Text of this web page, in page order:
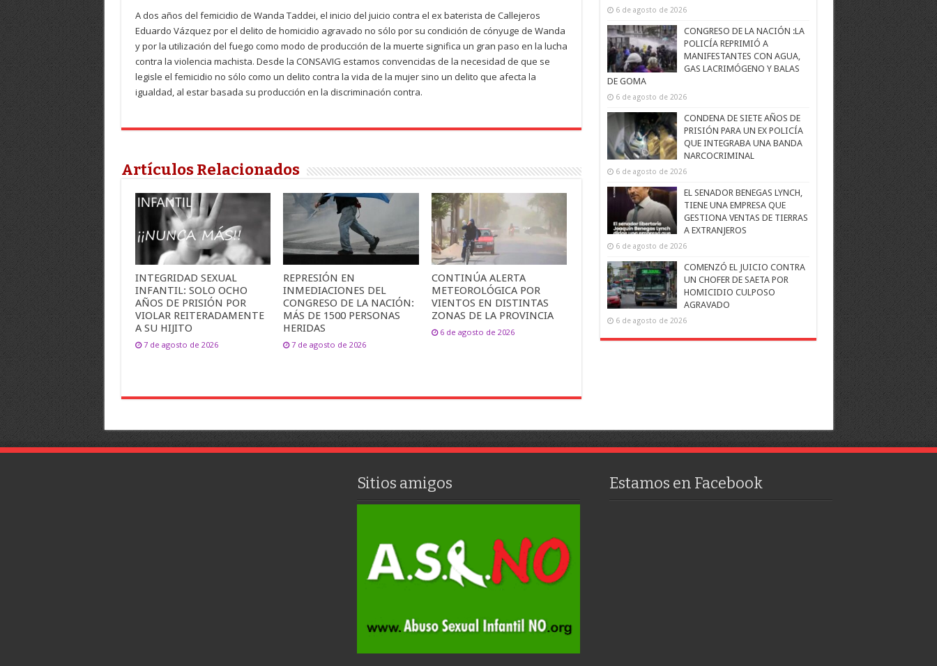
A dos años del femicidio de Wanda Taddei, el inicio del juicio contra el ex baterista de Callejeros
Eduardo Vázquez por el delito de homicidio agravado no sólo por su condición de cónyuge de Wanda
y por la utilización del fuego como modo de producción de la muerte significa un gran paso en la lucha
contra la violencia machista. Desde la CONSAVIG estamos convencidas de la necesidad de que se
legisle el femicidio no sólo como un delito contra la vida de la mujer sino un delito que afecta la
igualdad, al estar basada su producción en la discriminación contra.
Artículos Relacionados
INTEGRIDAD SEXUAL
INFANTIL: SOLO OCHO
AÑOS DE PRISIÓN POR
VIOLAR REITERADAMENTE
A SU HIJITO
7 de agosto de 2026
REPRESIÓN EN
INMEDIACIONES DEL
CONGRESO DE LA NACIÓN:
MÁS DE 1500 PERSONAS
HERIDAS
7 de agosto de 2026
CONTINÚA ALERTA
METEOROLÓGICA POR
VIENTOS EN DISTINTAS
ZONAS DE LA PROVINCIA
6 de agosto de 2026
6 de agosto de 2026
CONGRESO DE LA NACIÓN :LA
POLICÍA REPRIMIÓ A
MANIFESTANTES CON AGUA,
GAS LACRIMÓGENO Y BALAS
DE GOMA
6 de agosto de 2026
CONDENA DE SIETE AÑOS DE
PRISIÓN PARA UN EX POLICÍA
QUE INTEGRABA UNA BANDA
NARCOCRIMINAL
6 de agosto de 2026
EL SENADOR BENEGAS LYNCH,
TIENE UNA EMPRESA QUE
GESTIONA VENTAS DE TIERRAS
A EXTRANJEROS
6 de agosto de 2026
COMENZÓ EL JUICIO CONTRA
UN CHOFER DE SAETA POR
HOMICIDIO CULPOSO
AGRAVADO
6 de agosto de 2026
Sitios amigos Estamos en Facebook